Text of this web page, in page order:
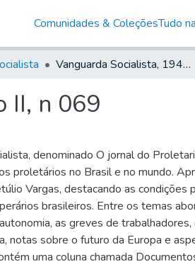
Comunidades & ColeçõesTudo
Vanguarda Socialista, 1946, ano II, n 069
II, n 069
denominado O jornal do
proletários no Brasil e no mundo.
Vargas, destacando as condições
brasileiros. Entre os temas
as greves de trabalhadores,
notas sobre o futuro da Europa e
uma coluna chamada